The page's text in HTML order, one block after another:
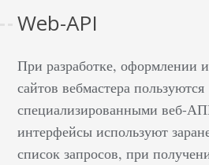
Web-API
При разработке, оформлении
сайтов вебмастера пользуются
специализированными веб-
интерфейсы используют
список запросов, при